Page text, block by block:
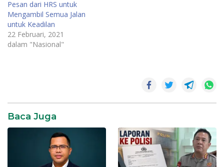
Pesan dari HRS untuk
Mengambil Semua Jalan
untuk Keadilan
22 Februari, 2021
dalam "Nasional"
Baca Juga